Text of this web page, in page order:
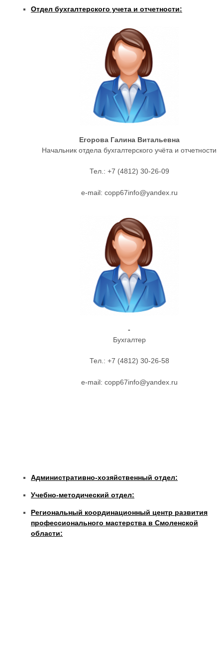
Отдел бухгалтерского учета и отчетности:
Егорова Галина Витальевна
Начальник отдела бухгалтерского учёта и отчетности
Тел.: +7 (4812) 30-26-09
e-mail: copp67info@yandex.ru
-
Бухгалтер
Тел.: +7 (4812) 30-26-58
e-mail: copp67info@yandex.ru
Административно-хозяйственный отдел:
Учебно-методический отдел:
Региональный координационный центр развития
профессионального мастерства в Смоленской
области: